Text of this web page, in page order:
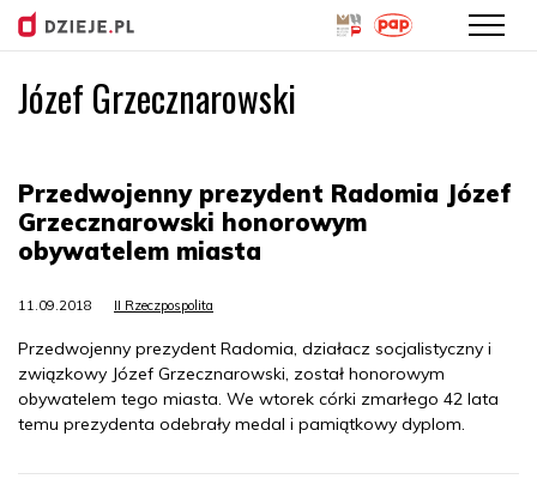
Przejdź
do
Józef Grzecznarowski
Przedwojenny prezydent Radomia Józef
Grzecznarowski honorowym
obywatelem miasta
11.09.2018 II Rzeczpospolita
Przedwojenny prezydent Radomia, działacz socjalistyczny i
związkowy Józef Grzecznarowski, został honorowym
obywatelem tego miasta. We wtorek córki zmarłego 42 lata
temu prezydenta odebrały medal i pamiątkowy dyplom.